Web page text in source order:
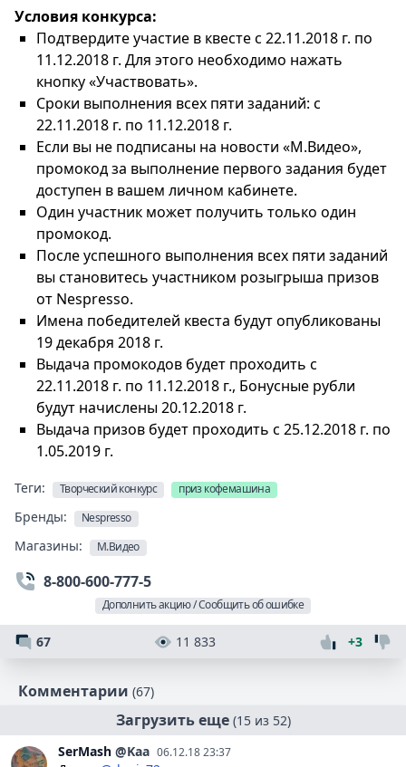
Условия конкурса:
Подтвердите участие в квесте с 22.11.2018 г. по
11.12.2018 г. Для этого необходимо нажать
кнопку «Участвовать».
Сроки выполнения всех пяти заданий: с
22.11.2018 г. по 11.12.2018 г.
Если вы не подписаны на новости «М.Видео»,
промокод за выполнение первого задания будет
доступен в вашем личном кабинете.
Один участник может получить только один
промокод.
После успешного выполнения всех пяти заданий
вы становитесь участником розыгрыша призов
от Nespresso.
Имена победителей квеста будут опубликованы
19 декабря 2018 г.
Выдача промокодов будет проходить c
22.11.2018 г. по 11.12.2018 г., Бонусные рубли
будут начислены 20.12.2018 г.
Выдача призов будет проходить с 25.12.2018 г. по
1.05.2019 г.
Теги: Творческий конкурс приз кофемашина
Бренды: Nespresso
Магазины: М.Видео
8-800-600-777-5
Дополнить акцию / Сообщить об ошибке
67 11 833 +3
Комментарии (67)
Загрузить еще (15 из 52)
SerMash @Kaa 06.12.18 23:37